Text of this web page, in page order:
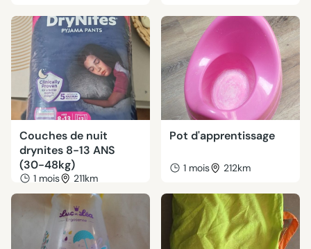
Couches de nuit
drynites 8-13 ANS
(30-48kg)
1 mois 211km
Pot d'apprentissage
1 mois 212km